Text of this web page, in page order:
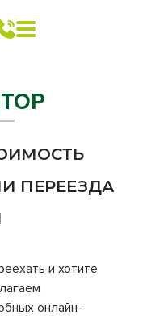
ПЕРЕЕЗДА
и хотите
онлайн-